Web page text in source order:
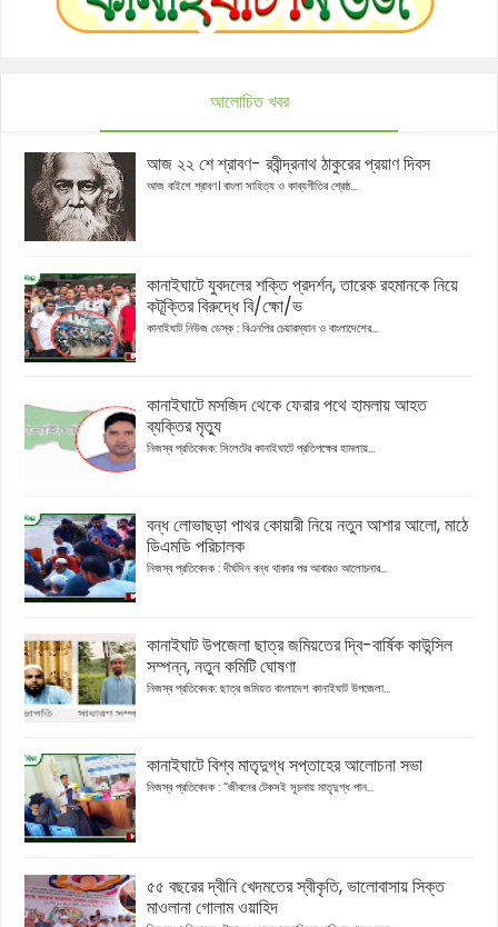
আলোচিত খবর
আজ ২২ শে শ্রাবণ- রবীন্দ্রনাথ ঠাকুরের প্রয়াণ দিবস
আজ বাইশে শ্রাবণ। বাংলা সাহিত্য ও কাব্যগীতির শ্রেষ্ঠ...
কানাইঘাটে যুবদলের শক্তি প্রদর্শন, তারেক রহমানকে নিয়ে
কটূক্তির বিরুদ্ধে বি/ক্ষো/ভ
কানাইঘাট নিউজ ডেস্ক : বিএনপির চেয়ারম্যান ও বাংলাদেশের...
কানাইঘাটে মসজিদ থেকে ফেরার পথে হামলায় আহত
ব্যক্তির মৃত্যু
নিজস্ব প্রতিবেদক: সিলেটের কানাইঘাটে প্রতিপক্ষের হামলায়...
বন্ধ লোভাছড়া পাথর কোয়ারী নিয়ে নতুন আশার আলো, মাঠে
ডিএমডি পরিচালক
নিজস্ব প্রতিবেদক : দীর্ঘদিন বন্ধ থাকার পর আবারও আলোচনার...
কানাইঘাট উপজেলা ছাত্র জমিয়তের দ্বি-বার্ষিক কাউন্সিল
সম্পন্ন, নতুন কমিটি ঘোষণা
নিজস্ব প্রতিবেদক: ছাত্র জমিয়ত বাংলাদেশ কানাইঘাট উপজেলা...
কানাইঘাটে বিশ্ব মাতৃদুগ্ধ সপ্তাহের আলোচনা সভা
নিজস্ব প্রতিবেদক : “জীবনের টেকসই সূচনায় মাতৃদুগ্ধ পান...
৫৫ বছরের দ্বীনি খেদমতের স্বীকৃতি, ভালোবাসায় সিক্ত
মাওলানা গোলাম ওয়াহিদ